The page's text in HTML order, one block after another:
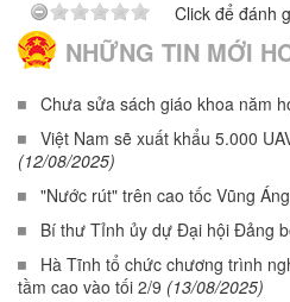
Click để đánh
NHỮNG TIN MỚI
Chưa sửa sách giáo khoa năm
Việt Nam sẽ xuất khẩu 5.000
(12/08/2025)
"Nước rút" trên cao tốc Vũng
Bí thư Tỉnh ủy dự Đại hội Đảng
Hà Tĩnh tổ chức chương trình
tầm cao vào tối 2/9 (13/08/2025)